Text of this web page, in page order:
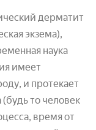
дерматит
экзема),
наука
имеет
и протекает
то человек
время от